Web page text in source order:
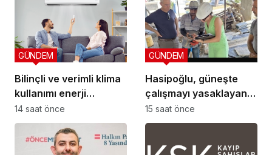
Bilinçli ve verimli klima
kullanımı enerji
tüketimini azaltıyor
GÜNDEM
14 saat önce
Hasipoğlu, güneşte
çalışmayı yasaklayan
kararın uygulanmasını
Yeniboğaziçi’nde
GÜNDEM
15 saat önce